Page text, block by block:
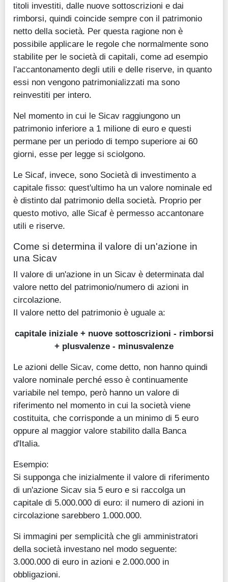
titoli investiti, dalle nuove sottoscrizioni e dai
rimborsi, quindi coincide sempre con il patrimonio
netto della società. Per questa ragione non è
possibile applicare le regole che normalmente sono
stabilite per le società di capitali, come ad esempio
l'accantonamento degli utili e delle riserve, in quanto
essi non vengono patrimonializzati ma sono
reinvestiti per intero.
Nel momento in cui le Sicav raggiungono un
patrimonio inferiore a 1 milione di euro e questi
permane per un periodo di tempo superiore ai 60
giorni, esse per legge si sciolgono.
Le Sicaf, invece, sono Società di investimento a
capitale fisso: quest'ultimo ha un valore nominale ed
è distinto dal patrimonio della società. Proprio per
questo motivo, alle Sicaf è permesso accantonare
utili e riserve.
Come si determina il valore di un'azione in
una Sicav
Il valore di un'azione in un Sicav è determinata dal
valore netto del patrimonio/numero di azioni in
circolazione.
Il valore netto del patrimonio è uguale a:
capitale iniziale + nuove sottoscrizioni - rimborsi
+ plusvalenze - minusvalenze
Le azioni delle Sicav, come detto, non hanno quindi
valore nominale perché esso è continuamente
variabile nel tempo, però hanno un valore di
riferimento nel momento in cui la società viene
costituita, che corrisponde a un minimo di 5 euro
oppure al maggior valore stabilito dalla Banca
d'Italia.
Esempio:
Si supponga che inizialmente il valore di riferimento
di un'azione Sicav sia 5 euro e si raccolga un
capitale di 5.000.000 di euro: il numero di azioni in
circolazione sarebbero 1.000.000.
Si immagini per semplicità che gli amministratori
della società investano nel modo seguente:
3.000.000 di euro in azioni e 2.000.000 in
obbligazioni.